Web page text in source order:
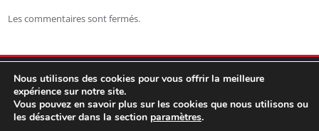
Les commentaires sont fermés.
Nous utilisons des cookies pour vous offrir la meilleure
expérience sur notre site.
Vous pouvez en savoir plus sur les cookies que nous utilisons ou
les désactiver dans la section paramètres.